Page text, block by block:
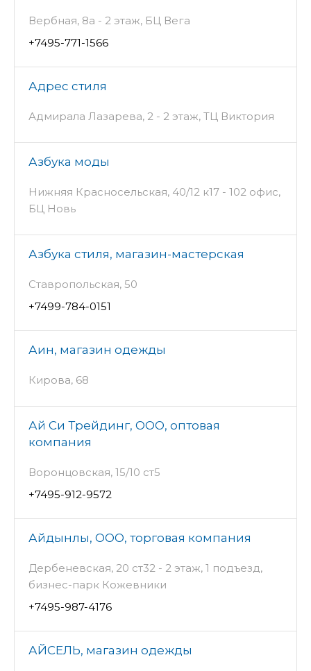
Вербная, 8а - 2 этаж, БЦ Вега
+7495-771-1566
Адрес стиля
Адмирала Лазарева, 2 - 2 этаж, ТЦ Виктория
Азбука моды
Нижняя Красносельская, 40/12 к17 - 102 офис,
БЦ Новь
Азбука стиля, магазин-мастерская
Ставропольская, 50
+7499-784-0151
Аин, магазин одежды
Кирова, 68
Ай Си Трейдинг, ООО, оптовая
компания
Воронцовская, 15/10 ст5
+7495-912-9572
Айдынлы, ООО, торговая компания
Дербеневская, 20 ст32 - 2 этаж, 1 подъезд,
бизнес-парк Кожевники
+7495-987-4176
АЙСЕЛЬ, магазин одежды